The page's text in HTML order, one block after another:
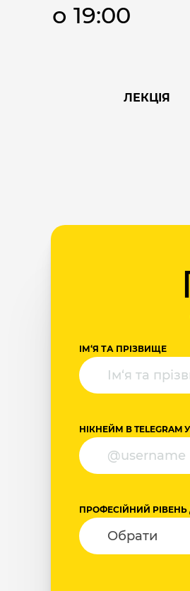
о 19:00
ЛЕКЦІЯ
ІМ‘Я ТА ПРІЗВИЩЕ
НІКНЕЙМ В TELEGRAM
ПРОФЕСІЙНИЙ